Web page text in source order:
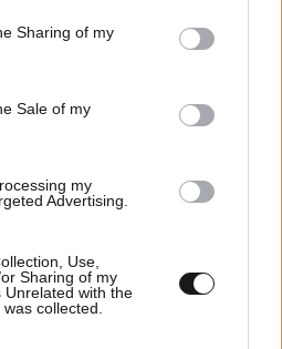
behaviour. You may click to
and its third-party tags to
purposes in below Google
Sharing of my
Sale of my
my
Advertising.
Use,
Sharing of my
Unrelated with the
collected.
λιοντάρια να σωθείτε δεν
σερρες